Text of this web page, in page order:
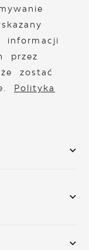
informacji
przez
zostać
Polityka